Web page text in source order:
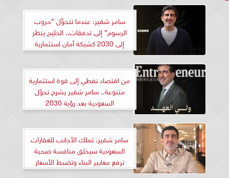
سامر شقير: عندما تتحوَّل ”حروب
الرسوم” إلى تدفقات.. الخليج ينظر
إلى 2030 كشبكة أمان استثمارية
من اقتصاد نفطي إلى قوة استثمارية
متنوعة.. سامر شقير يشرح تحوّل
السعودية بعد رؤية 2030
سامر شقير: تملك الأجانب للعقارات
السعودية سيخلق منافسة صحية
ترفع معايير البناء وتضبط الأسعار